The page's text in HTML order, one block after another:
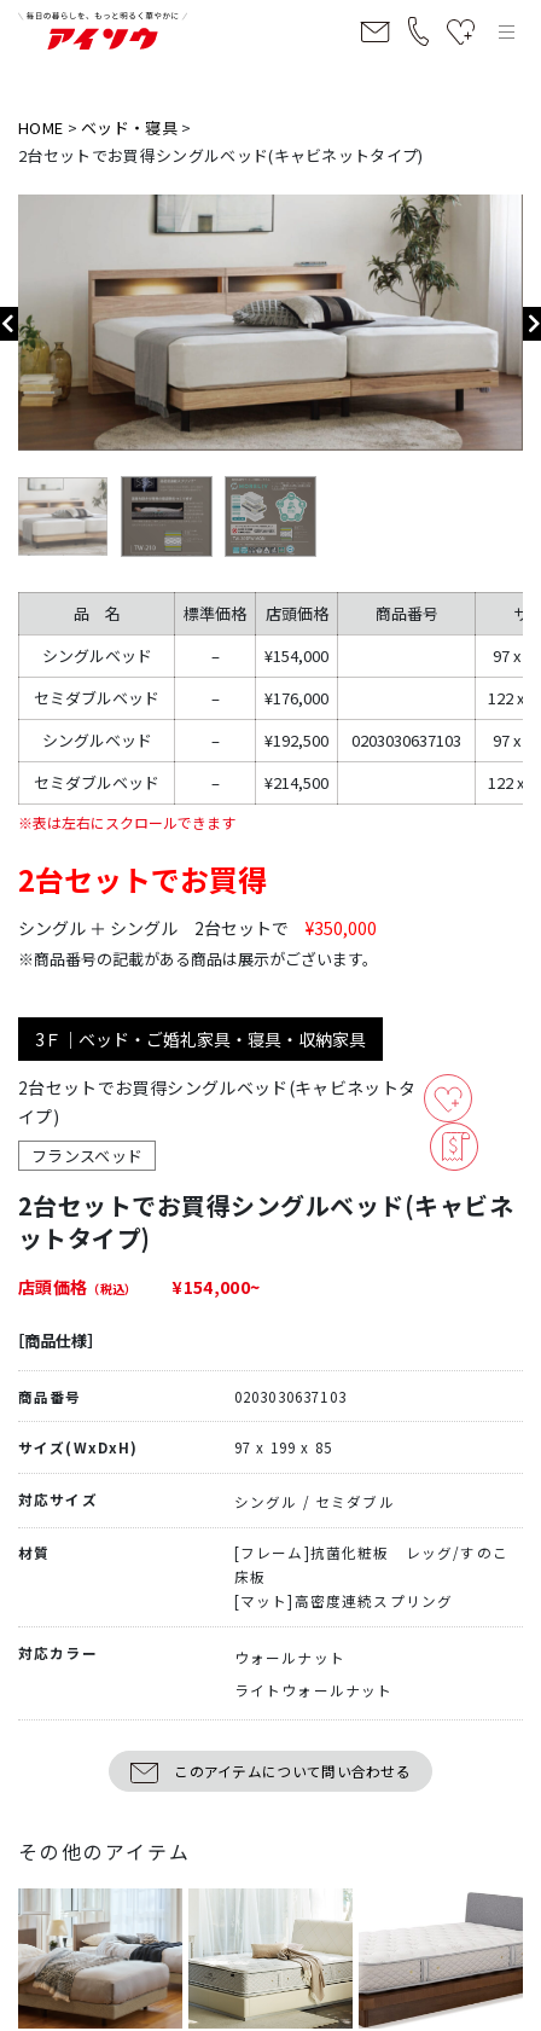
HOME
ベッド・寝具
2台セットでお買得シングルベッド(キャビネットタイプ)
品 名 標準価格 店頭価格 商品番号
サ
シングルベッド
– ¥154,000
97 x
セミダブルベッド
– ¥176,000
122 x
シングルベッド
– ¥192,500 0203030637103
97 x
セミダブルベッド
– ¥214,500 122 x
2台セットでお買得
シングル ＋ シングル 2台セットで ¥350,000
※商品番号の記載がある商品は展示がございます。
3Ｆ｜ベッド・ご婚礼家具・寝具・収納家具
2台セットでお買得シングルベッド(キャビネットタ
イプ)
フランスベッド
2台セットでお買得シングルベッド(キャビネ
ットタイプ)
店頭価格 （税込） ¥154,000~
［商品仕様］
商品番号 0203030637103
サイズ(WxDxH) 97 x 199 x 85
対応サイズ シングル セミダブル
材質
[フレーム]抗菌化粧板 レッグ/すのこ
床板
[マット]高密度連続スプリング
対応カラー
ウォールナット
ライトウォールナット
このアイテムについて問い合わせる
その他のアイテム